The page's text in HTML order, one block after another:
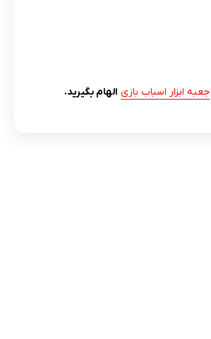
جعبه ابزار اسباب بازی الهام بگیرید.